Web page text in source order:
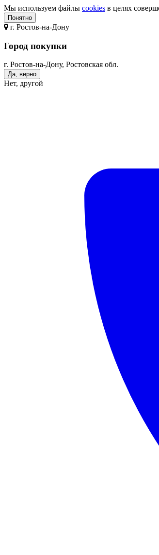
Мы используем файлы cookies в целях
Понятно
г. Ростов-на-Дону
Город покупки
г. Ростов-на-Дону, Ростовская обл.
Да, верно
Нет, другой